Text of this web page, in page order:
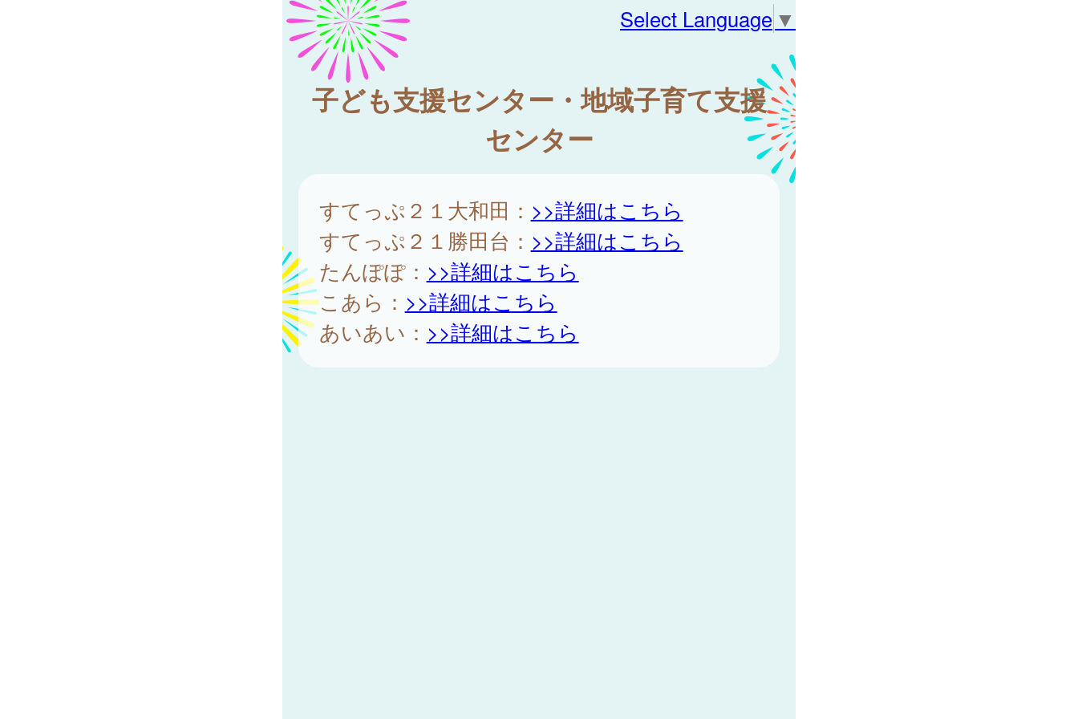
Select Language ▼
子ども支援センター・地域子育て支援
センター
すてっぷ２１大和田： >>詳細はこちら
すてっぷ２１勝田台： >>詳細はこちら
たんぽぽ： >>詳細はこちら
こあら： >>詳細はこちら
あいあい： >>詳細はこちら